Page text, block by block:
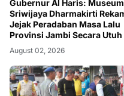
Gubernur Al Haris: Museum
Sriwijaya Dharmakirti Rekam
Jejak Peradaban Masa Lalu
Provinsi Jambi Secara Utuh
August 02, 2026